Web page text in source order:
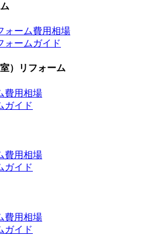
ォーム費用相場
ォームガイド
）リフォーム
費用相場
ガイド
費用相場
ガイド
費用相場
ガイド